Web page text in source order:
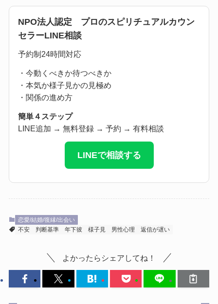
NPO法人認定 プロのスピリチュアルカウン
セラーLINE相談
予約制24時間対応
・今動くべきか待つべきか
・本気か様子見かの見極め
・関係の進め方
簡単４ステップ
LINE追加 → 無料登録 → 予約 → 有料相談
LINEで相談する
恋愛/結婚/復縁/出会い
不安
判断基準 年下彼 様子見 男性心理 返信が遅い
よかったらシェアしてね！